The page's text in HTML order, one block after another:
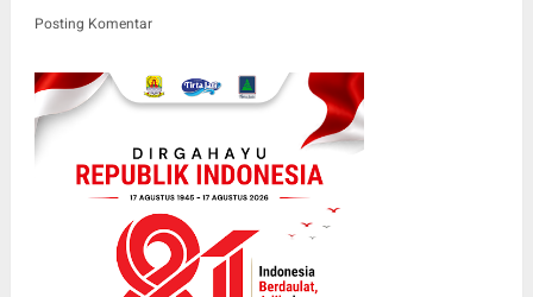
Posting Komentar